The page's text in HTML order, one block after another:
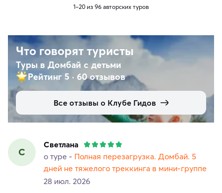
1–20 из 96 авторских туров
Что говорят туристы
Туры в Домбай с детьми
Рейтинг 5 · 60 отзывов
Все отзывы о Клубе Гидов
С
Светлана
о туре - Полная перезагрузка. Домбай. 5
дней не тяжелого треккинга в мини-группе
28 июл. 2026